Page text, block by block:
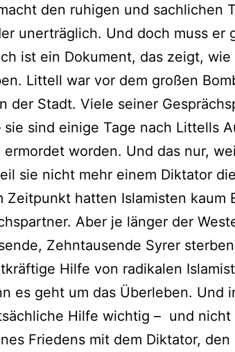
den ruhigen und sachlichen
unerträglich. Und doch muss er
ist ein Dokument, das zeigt, wie
Littell war vor dem großen
der Stadt. Viele seiner
sind einige Tage nach Littells
ermordet worden. Und das nur,
sie nicht mehr einem Diktator
Zeitpunkt hatten Islamisten kaum
Aber je länger der
Zehntausende Syrer
Hilfe von radikalen
es geht um das Überleben. Und
Hilfe wichtig – und nicht
Friedens mit dem Diktator,